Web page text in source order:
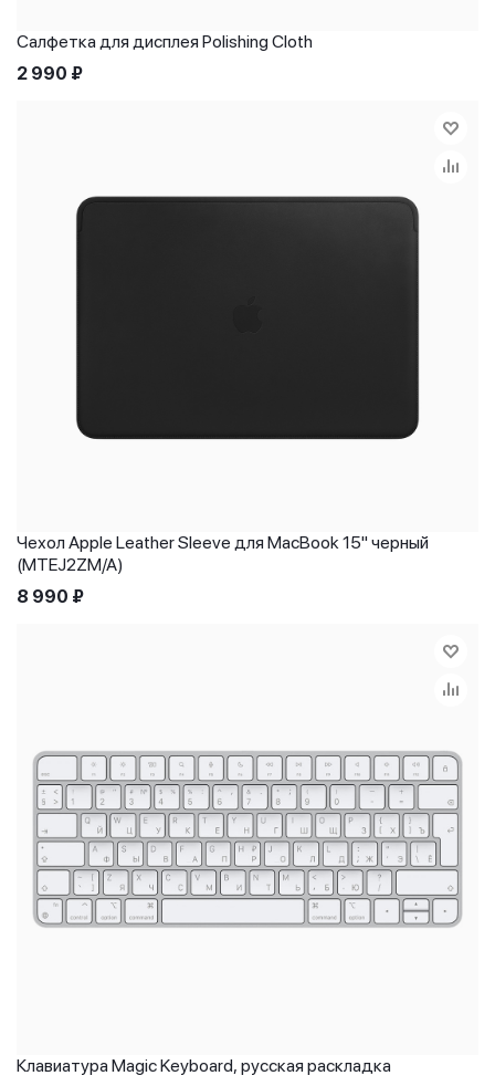
Салфетка для дисплея Polishing Cloth
2 990 ₽
Чехол Apple Leather Sleeve для MacBook 15" черный
(MTEJ2ZM/A)
8 990 ₽
Клавиатура Magic Keyboard, русская раскладка